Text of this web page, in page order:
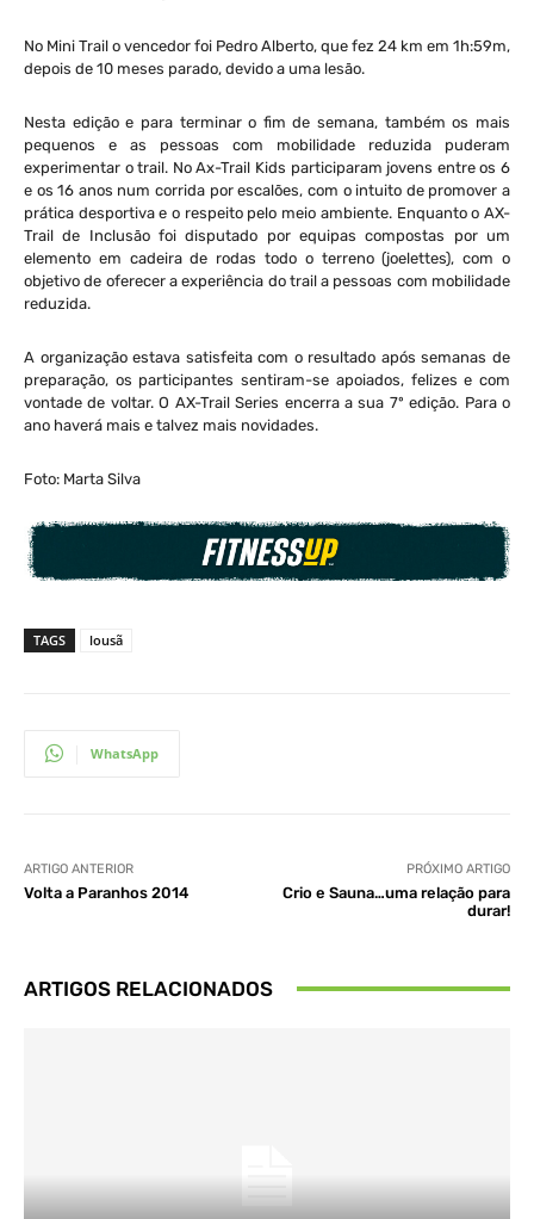
No Mini Trail o vencedor foi Pedro Alberto, que fez 24 km em 1h:59m,
depois de 10 meses parado, devido a uma lesão.
Nesta edição e para terminar o fim de semana, também os mais
pequenos e as pessoas com mobilidade reduzida puderam
experimentar o trail. No Ax-Trail Kids participaram jovens entre os 6
e os 16 anos num corrida por escalões, com o intuito de promover a
prática desportiva e o respeito pelo meio ambiente. Enquanto o AX-
Trail de Inclusão foi disputado por equipas compostas por um
elemento em cadeira de rodas todo o terreno (joelettes), com o
objetivo de oferecer a experiência do trail a pessoas com mobilidade
reduzida.
A organização estava satisfeita com o resultado após semanas de
preparação, os participantes sentiram-se apoiados, felizes e com
vontade de voltar. O AX-Trail Series encerra a sua 7º edição. Para o
ano haverá mais e talvez mais novidades.
Foto: Marta Silva
TAGS lousã
WhatsApp
ARTIGO ANTERIOR
Volta a Paranhos 2014
PRÓXIMO ARTIGO
Crio e Sauna…uma relação para
durar!
ARTIGOS RELACIONADOS